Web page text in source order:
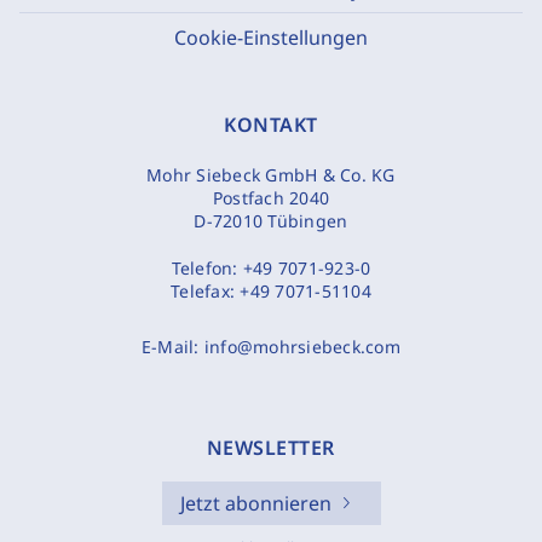
Cookie-Einstellungen
KONTAKT
Mohr Siebeck GmbH & Co. KG
Postfach 2040
D-72010 Tübingen
Telefon: +49 7071-923-0
Telefax:+49 7071-51104
E-Mail: info@mohrsiebeck.com
NEWSLETTER
Jetzt abonnieren